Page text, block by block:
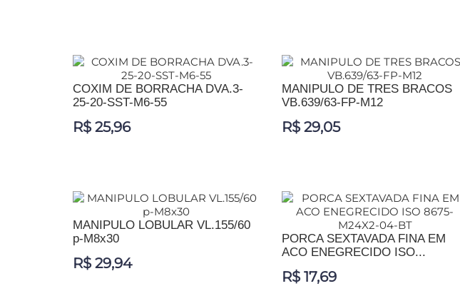
COXIM DE BORRACHA DVA.3-
25-20-SST-M6-55
R$ 25,96
MANIPULO DE TRES BRACOS
VB.639/63-FP-M12
R$ 29,05
MANIPULO LOBULAR VL.155/60
p-M8x30
R$ 29,94
PORCA SEXTAVADA FINA EM
ACO ENEGRECIDO ISO...
R$ 17,69